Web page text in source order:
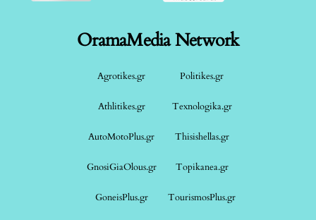
OramaMedia Network
Agrotikes.gr Politikes.gr
Athlitikes.gr Texnologika.gr
AutoMotoPlus.gr Thisishellas.gr
GnosiGiaOlous.gr Topikanea.gr
GoneisPlus.gr TourismosPlus.gr